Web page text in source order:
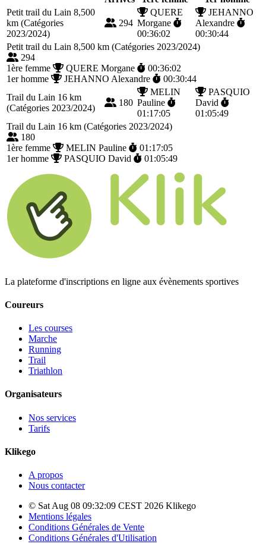
Petit trail du Lain 8,500
km (Catégories
2023/2024)
294
QUERE
Morgane
00:36:02
JEHANNO
Alexandre
00:30:44
Petit trail du Lain 8,500 km (Catégories 2023/2024)
294
1ère femme
QUERE Morgane
00:36:02
1er homme
JEHANNO Alexandre
00:30:44
Trail du Lain 16 km
(Catégories 2023/2024)
180
MELIN
Pauline
01:17:05
PASQUIO
David
01:05:49
Trail du Lain 16 km (Catégories 2023/2024)
180
1ère femme
MELIN Pauline
01:17:05
1er homme
PASQUIO David 01:05:49
La plateforme d'inscriptions en ligne aux évènements sportives
Coureurs
Les courses
Marche
Running
Trail
Triathlon
Organisateurs
Nos services
Tarifs
Klikego
A propos
Nous contacter
© Sat Aug 08 09:32:09 CEST 2026 Klikego
Mentions légales
Conditions Générales de Vente
Conditions Générales d'Utilisation